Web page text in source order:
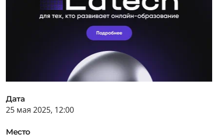
Дата
25 мая 2025, 12:00
Место